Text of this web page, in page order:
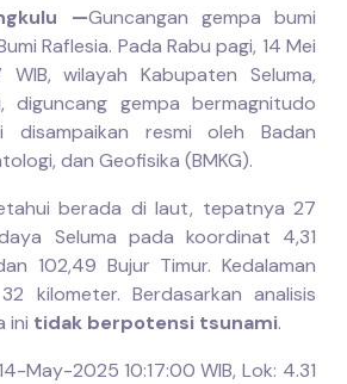
—Guncangan gempa bumi
Raflesia. Pada Rabu pagi, 14 Mei
WIB, wilayah Kabupaten Seluma,
diguncang gempa bermagnitudo
disampaikan resmi oleh Badan
dan Geofisika (BMKG).
berada di laut, tepatnya 27
Seluma pada koordinat 4,31
102,49 Bujur Timur. Kedalaman
kilometer. Berdasarkan analisis
ini tidak berpotensi tsunami.
May-2025 10:17:00 WIB, Lok: 4.31